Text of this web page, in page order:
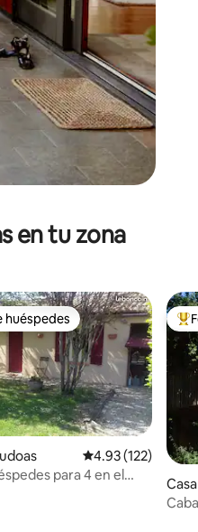
en tu zona
28 evaluaciones
Favorito entre huéspedes
huéspedes
Calificación
4.93 (122)
para 4 en el
De